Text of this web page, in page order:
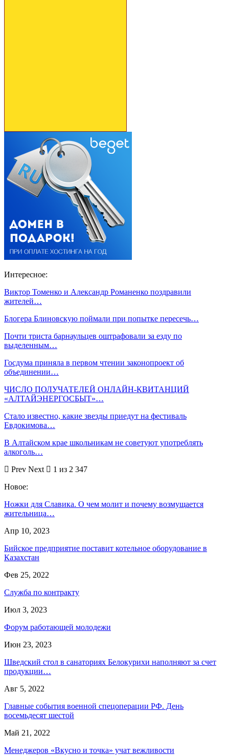
Интересное:
Виктор Томенко и Александр Романенко поздравили
жителей…
Блогера Блиновскую поймали при попытке пересечь…
Почти триста барнаульцев оштрафовали за езду по
выделенным…
Госдума приняла в первом чтении законопроект об
объединении…
ЧИСЛО ПОЛУЧАТЕЛЕЙ ОНЛАЙН-КВИТАНЦИЙ
«АЛТАЙЭНЕРГОСБЫТ»…
Стало известно, какие звезды приедут на фестиваль
Евдокимова…
В Алтайском крае школьникам не советуют употреблять
алкоголь…
Prev Next
1 из 2 347
Новое:
Ножки для Славика. О чем молит и почему возмущается
жительница…
Апр 10, 2023
Бийское предприятие поставит котельное оборудование в
Казахстан
Фев 25, 2022
Служба по контракту
Июл 3, 2023
Форум работающей молодежи
Июн 23, 2023
Шведский стол в санаториях Белокурихи наполняют за счет
продукции…
Авг 5, 2022
Главные события военной спецоперации РФ. День
восемьдесят шестой
Май 21, 2022
Менеджеров «Вкусно и точка» учат вежливости